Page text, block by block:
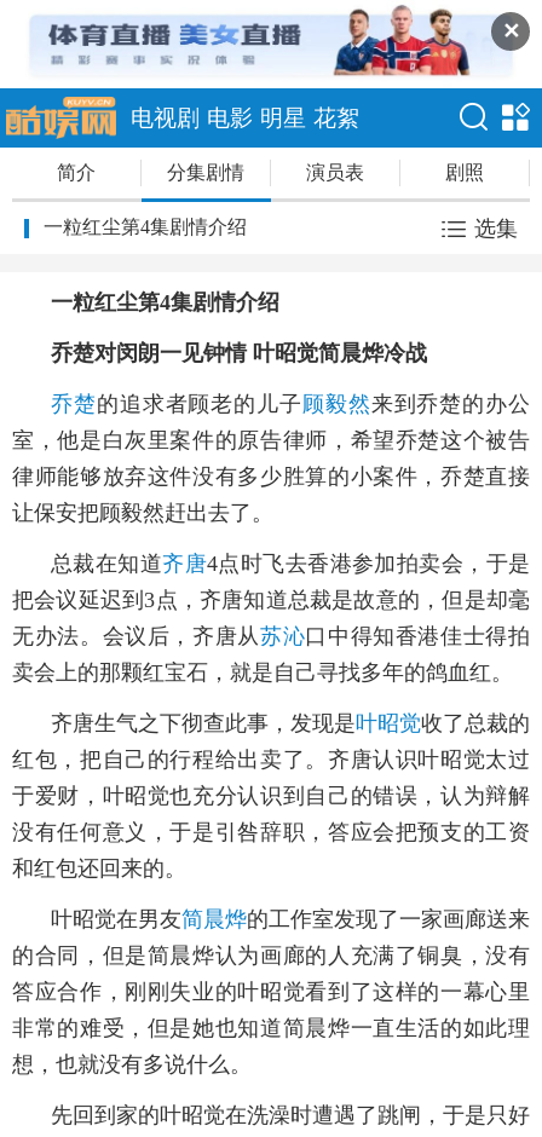
✕
电视剧 电影 明星 花絮
简介 分集剧情 演员表 剧照
一粒红尘第4集剧情介绍 选集
一粒红尘第4集剧情介绍
乔楚对闵朗一见钟情 叶昭觉简晨烨冷战
乔楚的追求者顾老的儿子顾毅然来到乔楚的办公
室，他是白灰里案件的原告律师，希望乔楚这个被告
律师能够放弃这件没有多少胜算的小案件，乔楚直接
让保安把顾毅然赶出去了。
总裁在知道齐唐4点时飞去香港参加拍卖会，于是
把会议延迟到3点，齐唐知道总裁是故意的，但是却毫
无办法。会议后，齐唐从苏沁口中得知香港佳士得拍
卖会上的那颗红宝石，就是自己寻找多年的鸽血红。
齐唐生气之下彻查此事，发现是叶昭觉收了总裁的
红包，把自己的行程给出卖了。齐唐认识叶昭觉太过
于爱财，叶昭觉也充分认识到自己的错误，认为辩解
没有任何意义，于是引咎辞职，答应会把预支的工资
和红包还回来的。
叶昭觉在男友简晨烨的工作室发现了一家画廊送来
的合同，但是简晨烨认为画廊的人充满了铜臭，没有
答应合作，刚刚失业的叶昭觉看到了这样的一幕心里
非常的难受，但是她也知道简晨烨一直生活的如此理
想，也就没有多说什么。
先回到家的叶昭觉在洗澡时遭遇了跳闸，于是只好